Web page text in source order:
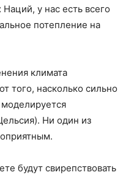
у нас есть всего
потепление на
климата
того, насколько сильно
Ни один из
будут свирепствовать